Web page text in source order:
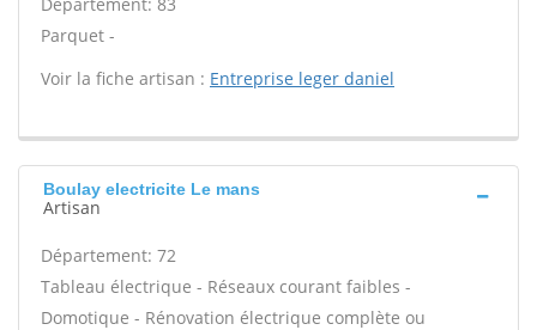
Parquet -
Voir la fiche artisan : Entreprise leger daniel
Boulay electricite Le mans
Artisan
Département: 72
Tableau électrique - Réseaux courant faibles -
Domotique - Rénovation électrique complète ou